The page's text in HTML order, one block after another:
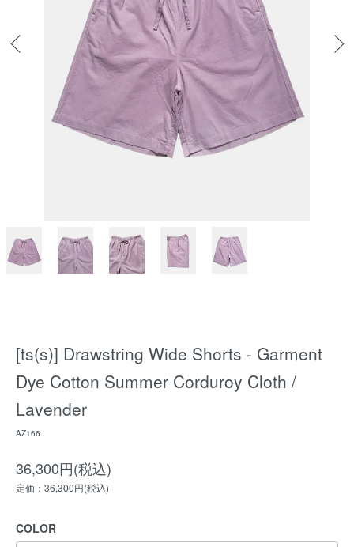
[ts(s)] Drawstring Wide Shorts - Garment
Dye Cotton Summer Corduroy Cloth /
Lavender
AZ166
36,300円(税込)
定価：36,300円(税込)
COLOR